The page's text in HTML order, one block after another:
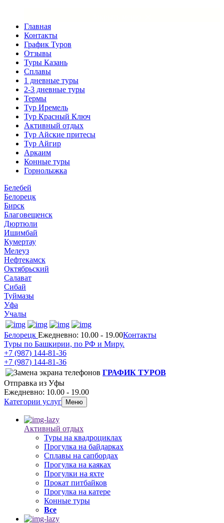
Главная
Контакты
График Туров
Отзывы
Туры Казань
Сплавы
1 дневные туры
2-3 дневные туры
Термы
Тур Иремель
Тур Красный Ключ
Активный отдых
Тур Айские притесы
Тур Айгир
Аркаим
Конные туры
Горнолыжка
Белебей
Белорецк
Бирск
Благовещенск
Дюртюли
Ишимбай
Кумертау
Мелеуз
Нефтекамск
Октябрьский
Салават
Сибай
Туймазы
Уфа
Учалы
Белорецк Ежедневно: 10.00 - 19.00Контакты
Туры по Башкирии, по РФ и Миру.
+7 (987) 144-81-36
+7 (987) 144-81-36
ГРАФИК ТУРОВ
Отправка из Уфы
Ежедневно: 10.00 - 19.00
Категории услуг
Меню
Активный отдых
Туры на квадроциклах
Прогулка на байдарках
Сплавы на сапбордах
Прогулка на каяках
Прогулки на яхте
Прокат питбайков
Прогулка на катере
Конные туры
Все